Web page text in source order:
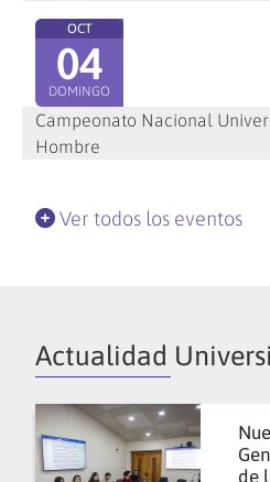
OCT
04
DOMINGO
Campeonato Nacional
Hombre
Ver todos los eventos
Actualidad
de